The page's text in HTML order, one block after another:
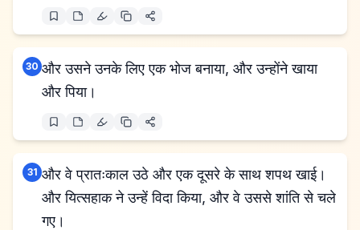
30 और उसने उनके लिए एक भोज बनाया, और उन्होंने खाया
और पिया।
31 और वे प्रातःकाल उठे और एक दूसरे के साथ शपथ खाई।
और यित्सहाक ने उन्हें विदा किया, और वे उससे शांति से चले
गए।